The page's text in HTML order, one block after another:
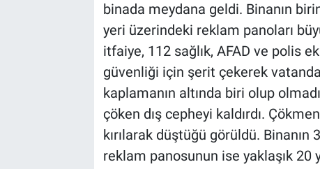
binada meydana geldi. Binanın
yeri üzerindeki reklam panoları
itfaiye, 112 sağlık, AFAD ve polis
güvenliği için şerit çekerek
kaplamanın altında biri olup
çöken dış cepheyi kaldırdı.
kırılarak düştüğü görüldü. Binanın
reklam panosunun ise yaklaşık 20